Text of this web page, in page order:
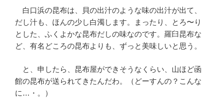
白口浜の昆布は、貝の出汁のような味の出汁が出て、
だし汁も、ほんの少し白濁します。まったり、とろ〜り
とした、ふくよかな昆布だしの味なのです。羅臼昆布な
ど、有名どころの昆布よりも、ずっと美味しいと思う。
と、申したら、昆布屋ができそうなくらい、山ほど函
館の昆布が送られてきたんだわ。（どーすんの？こんな
に…・。）